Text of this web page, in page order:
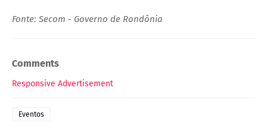
Fonte: Secom - Governo de Rondônia
Comments
Responsive Advertisement
Eventos